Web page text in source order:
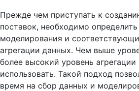
Прежде чем приступать к
поставок, необходимо
моделирования и
агрегации данных. Чем выше
более высокий уровень агрегации
использовать. Такой подход
время на сбор данных и